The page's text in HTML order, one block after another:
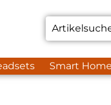
Smart